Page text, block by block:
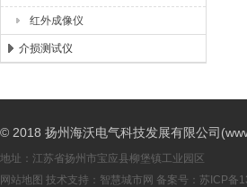
红外成像仪
介损测试仪
© 2018 扬州海沃电气科技发展有限公司
地址：江苏省扬州市宝应县柳堡镇工业园区
网站地图 技术支持： 智慧城市网 备案号： 苏ICP备